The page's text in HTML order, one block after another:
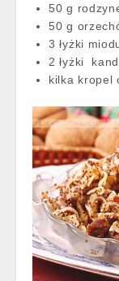
50 g
50 g
3 łyżki
2 łyżki
kilka kropel